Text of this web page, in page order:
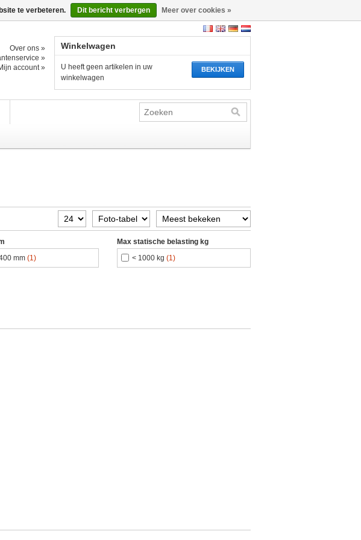
Over ons »
»
account »
Winkelwagen
BEKIJKEN
U heeft geen artikelen in uw
winkelwagen
mm (1)
Max statische belasting kg
< 1000 kg (1)
te verbeteren. Dit bericht verbergen Meer over cookies »